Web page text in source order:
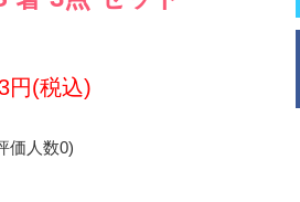
円(税込)
価人数0)